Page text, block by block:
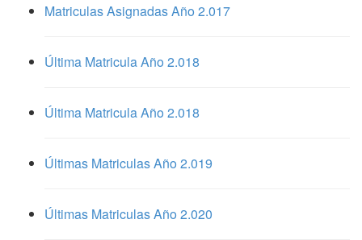
Matriculas Asignadas Año 2.017
Última Matricula Año 2.018
Última Matricula Año 2.018
Últimas Matriculas Año 2.019
Últimas Matriculas Año 2.020